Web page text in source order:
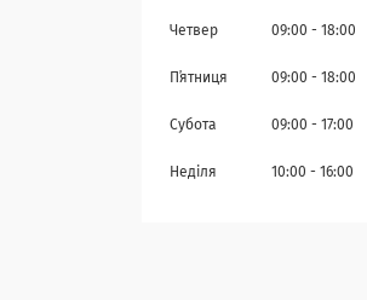
Четвер 09:00 18:00
Пʼятниця 09:00 18:00
Субота 09:00 17:00
Неділя 10:00 16:00